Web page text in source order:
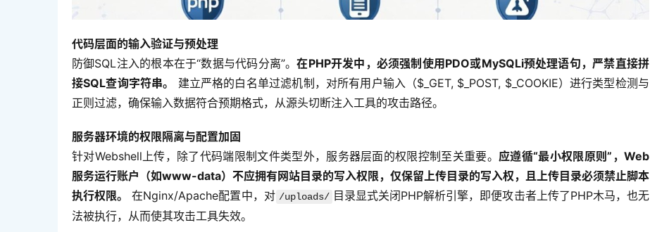
代码层面的输入验证与预处理
防御SQL注入的根本在于“数据与代码分离”。在PHP开发中，必须强制使用PDO或MySQLi预处理语句，严禁直接拼
接SQL查询字符串。
建立严格的白名单过滤机制，对所有用户输入（$_GET, $_POST, $_COOKIE）进行类型检测与
正则过滤，确保输入数据符合预期格式，从源头切断注入工具的攻击路径。
服务器环境的权限隔离与配置加固
针对Webshell上传，除了代码端限制文件类型外，服务器层面的权限控制至关重要。 应遵循“最小权限原则”，Web
服务运行账户（如www-data）不应拥有网站目录的写入权限，仅保留上传目录的写入权，且上传目录必须禁止脚本
执行权限。
在Nginx/Apache配置中，对 /uploads/ 目录显式关闭PHP解析引擎，即便攻击者上传了PHP木马，也无
法被执行，从而使其攻击工具失效。